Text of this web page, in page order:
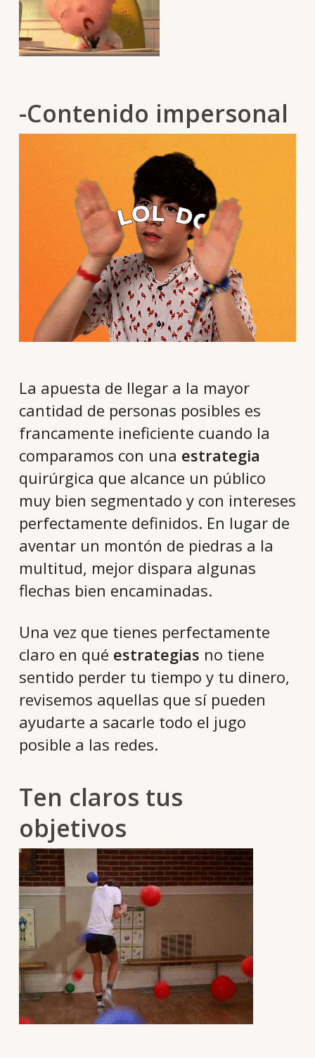
-Contenido impersonal
La apuesta de llegar a la mayor
cantidad de personas posibles es
francamente ineficiente cuando la
comparamos con una estrategia
quirúrgica que alcance un público
muy bien segmentado y con intereses
perfectamente definidos. En lugar de
aventar un montón de piedras a la
multitud, mejor dispara algunas
flechas bien encaminadas.
Una vez que tienes perfectamente
claro en qué estrategias no tiene
sentido perder tu tiempo y tu dinero,
revisemos aquellas que sí pueden
ayudarte a sacarle todo el jugo
posible a las redes.
Ten claros tus
objetivos